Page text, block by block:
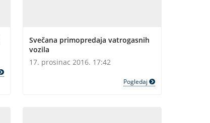
Svečana primopredaja vatrogasnih
vozila
17. prosinac 2016. 17:42
Pogledaj